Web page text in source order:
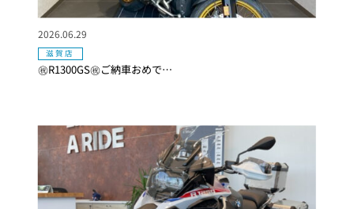
㊗️R1300GS㊗️ご納車おめで…
2026.06.29
滋賀店